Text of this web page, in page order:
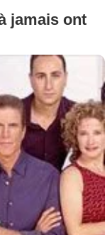
jamais ont